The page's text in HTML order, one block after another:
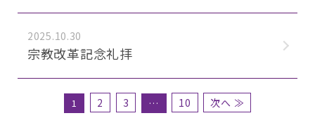
2025.10.30
宗教改革記念礼拝
1 2 3 … 10 次へ ≫